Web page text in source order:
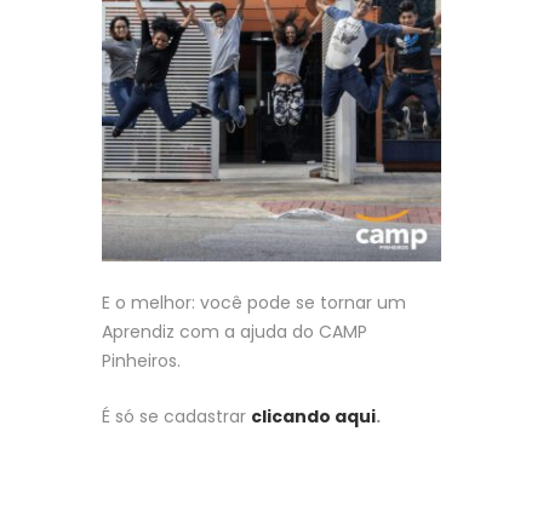
E o melhor: você pode se tornar um
Aprendiz com a ajuda do CAMP
Pinheiros.
É só se cadastrar clicando aqui.